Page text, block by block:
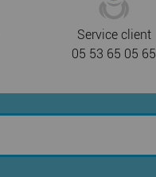
Service client
05 53 65 05 65